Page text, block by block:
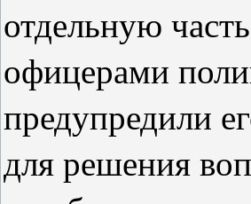
отдельную
офицерами
предупредили
для решения